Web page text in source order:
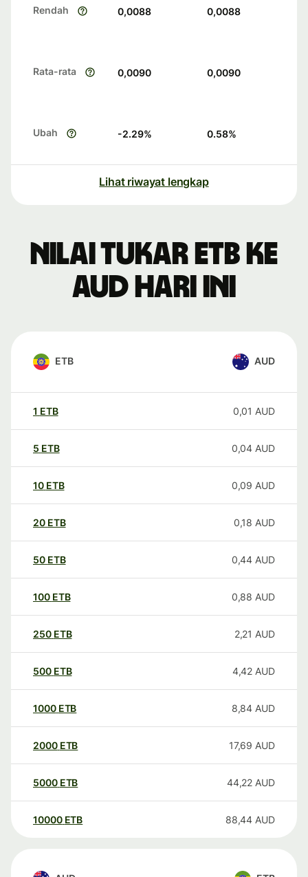
Rendah 0,0088 0,0088
Rata-rata 0,0090 0,0090
Ubah -2.29% 0.58%
Lihat riwayat lengkap
Nilai tukar ETB ke
AUD hari ini
ETB AUD
1 ETB 0,01 AUD
5 ETB 0,04 AUD
10 ETB 0,09 AUD
20 ETB 0,18 AUD
50 ETB 0,44 AUD
100 ETB 0,88 AUD
250 ETB 2,21 AUD
500 ETB 4,42 AUD
1000 ETB 8,84 AUD
2000 ETB 17,69 AUD
5000 ETB 44,22 AUD
10000 ETB 88,44 AUD